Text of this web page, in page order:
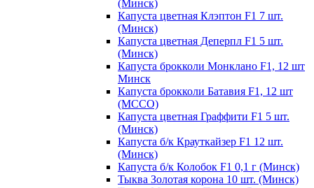
(Минск)
Капуста цветная Клэптон F1 7 шт.
(Минск)
Капуста цветная Деперпл F1 5 шт.
(Минск)
Капуста брокколи Монклано F1, 12 шт
Минск
Капуста брокколи Батавия F1, 12 шт
(МССО)
Капуста цветная Граффити F1 5 шт.
(Минск)
Капуста б/к Крауткайзер F1 12 шт.
(Минск)
Капуста б/к Колобок F1 0,1 г (Минск)
Тыква Золотая корона 10 шт. (Минск)